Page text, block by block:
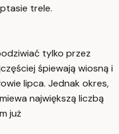
trele.
tylko przez
śpiewają wiosną i
lipca. Jednak okres,
największą liczbą
już